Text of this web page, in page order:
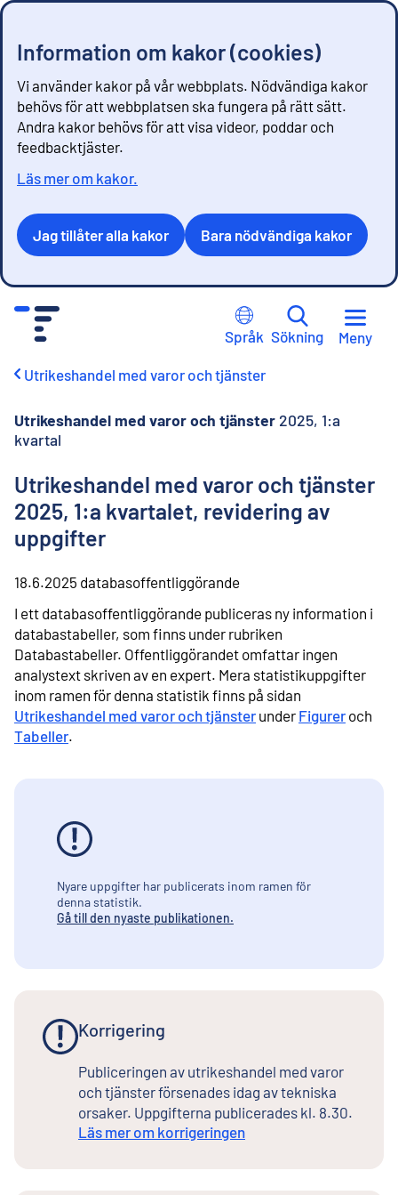
Information om kakor (cookies)
Vi använder kakor på vår webbplats. Nödvändiga kakor
behövs för att webbplatsen ska fungera på rätt sätt.
Andra kakor behövs för att visa videor, poddar och
feedbacktjäster.
Läs mer om kakor.
Jag tillåter alla kakor Bara nödvändiga kakor
Språk Sökning Meny
Utrikeshandel med varor och tjänster
Utrikeshandel med varor och tjänster 2025, 1:a
kvartal
Utrikeshandel med varor och tjänster
2025, 1:a kvartalet, revidering av
uppgifter
18.6.2025 databasoffentliggörande
I ett databasoffentliggörande publiceras ny information i
databastabeller, som finns under rubriken
Databastabeller. Offentliggörandet omfattar ingen
analystext skriven av en expert. Mera statistikuppgifter
inom ramen för denna statistik finns på sidan
Utrikeshandel med varor och tjänster under Figurer och
Tabeller.
Nyare uppgifter har publicerats inom ramen för
denna statistik.
Gå till den nyaste publikationen.
Korrigering
Publiceringen av utrikeshandel med varor
och tjänster försenades idag av tekniska
orsaker. Uppgifterna publicerades kl. 8.30.
Läs mer om korrigeringen